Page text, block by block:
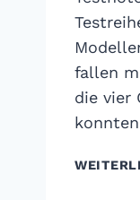
fallen
die vier